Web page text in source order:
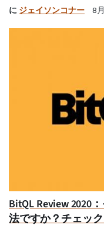
に ジェイソンコナー 8
BitQL Review 2020
法ですか？チェッ